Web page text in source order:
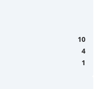
10
4
1